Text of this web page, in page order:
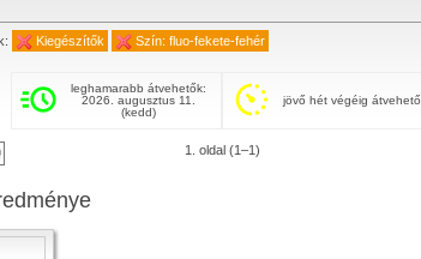
Kiegészítők Szín: fluo-fekete-fehér
leghamarabb átvehetők:
2026. augusztus 11.
(kedd)
jövő hét végéig átvehető
1. oldal (1–1)